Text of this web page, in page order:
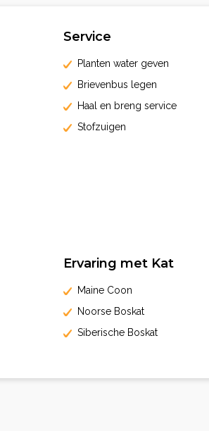
Service
Planten water geven
Brievenbus legen
Haal en breng service
Stofzuigen
Ervaring met Kat
Maine Coon
Noorse Boskat
Siberische Boskat